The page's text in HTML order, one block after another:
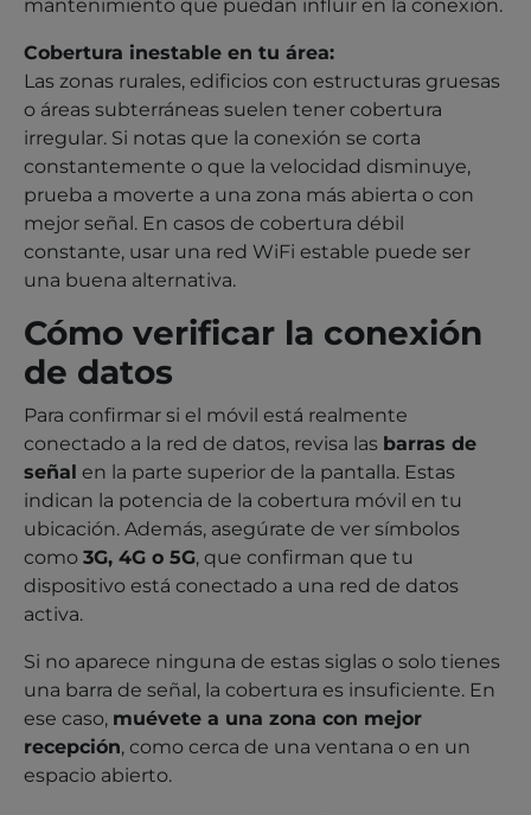
mantenimiento que puedan influir en la conexión.
Cobertura inestable en tu área:
Las zonas rurales, edificios con estructuras gruesas
o áreas subterráneas suelen tener cobertura
irregular. Si notas que la conexión se corta
constantemente o que la velocidad disminuye,
prueba a moverte a una zona más abierta o con
mejor señal. En casos de cobertura débil
constante, usar una red WiFi estable puede ser
una buena alternativa.
Cómo verificar la conexión
de datos
Para confirmar si el móvil está realmente
conectado a la red de datos, revisa las barras de
señal en la parte superior de la pantalla. Estas
indican la potencia de la cobertura móvil en tu
ubicación. Además, asegúrate de ver símbolos
como 3G, 4G o 5G, que confirman que tu
dispositivo está conectado a una red de datos
activa.
Si no aparece ninguna de estas siglas o solo tienes
una barra de señal, la cobertura es insuficiente. En
ese caso, muévete a una zona con mejor
recepción, como cerca de una ventana o en un
espacio abierto.